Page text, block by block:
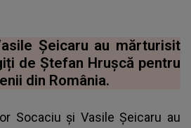
Șeicaru au mărturisit
de Ștefan Hrușcă pentru
din România.
Socaciu și Vasile Șeicaru au